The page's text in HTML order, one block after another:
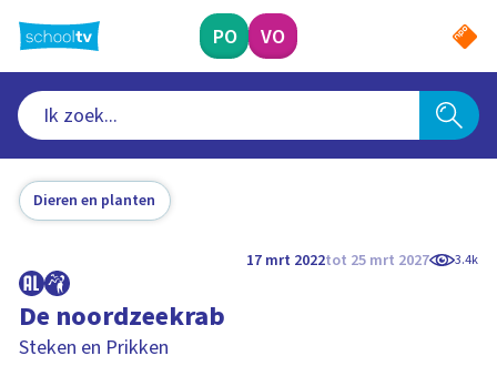
naar
hoofdinhoud
PO VO
Dieren en planten
17 mrt 2022tot 25 mrt 2027 3.4k
De noordzeekrab
Steken en Prikken